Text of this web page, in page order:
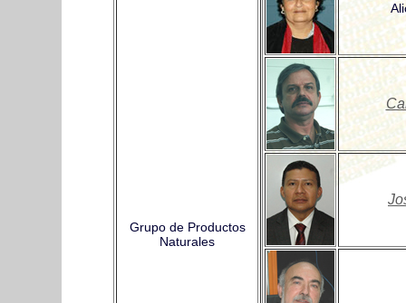
Grupo de Productos
Naturales